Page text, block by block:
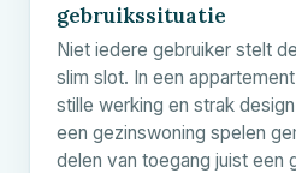
gebruikssituatie
Niet iedere gebruiker stelt
slim slot. In een
stille werking en strak
een gezinswoning spelen
delen van toegang juist een